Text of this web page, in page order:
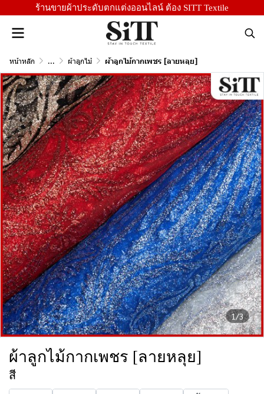
ร้านขายผ้าประดับตกแต่งออนไลน์ ต้อง SITT Textile
หน้าหลัก ... ผ้าลูกไม้ ผ้าลูกไม้กากเพชร [ลายหลุย]
1/3
ผ้าลูกไม้กากเพชร [ลายหลุย]
สี